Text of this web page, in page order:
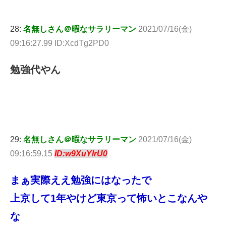
28: 名無しさん＠暇なサラリーマン 2021/07/16(金)
09:16:27.99 ID:XcdTg2PD0
勉強代やん
29: 名無しさん＠暇なサラリーマン 2021/07/16(金)
09:16:59.15 ID:w9XuYlrU0
まぁ実際ええ勉強にはなったで
上京して1年やけど東京って怖いとこなんや
な